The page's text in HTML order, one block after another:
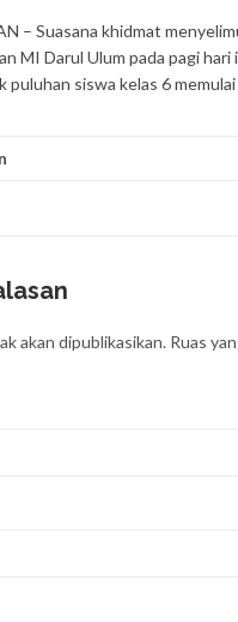
– Suasana khidmat
MI Darul Ulum pada pagi hari
puluhan siswa kelas 6
akan dipublikasikan. Ruas